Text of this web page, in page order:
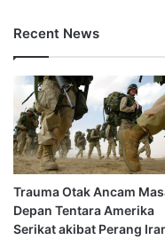
Recent News
Trauma Otak Ancam
Depan Tentara Amerika
Serikat akibat Perang